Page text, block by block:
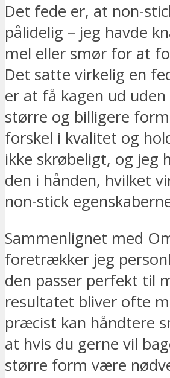
Det fede er, at non-
pålidelig – jeg havde
mel eller smør for at
Det satte virkelig en
er at få kagen ud
større og billigere
forskel i kvalitet og
ikke skrøbeligt, og jeg
den i hånden, hvilket
non-stick
Sammenlignet med
foretrækker jeg
den passer perfekt til
resultatet bliver ofte
præcist kan håndtere
at hvis du gerne vil
større form være